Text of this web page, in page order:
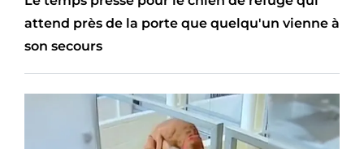
attend près de la porte que quelqu'un vienne à
son secours